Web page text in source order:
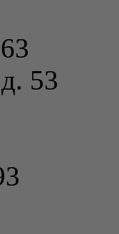
53